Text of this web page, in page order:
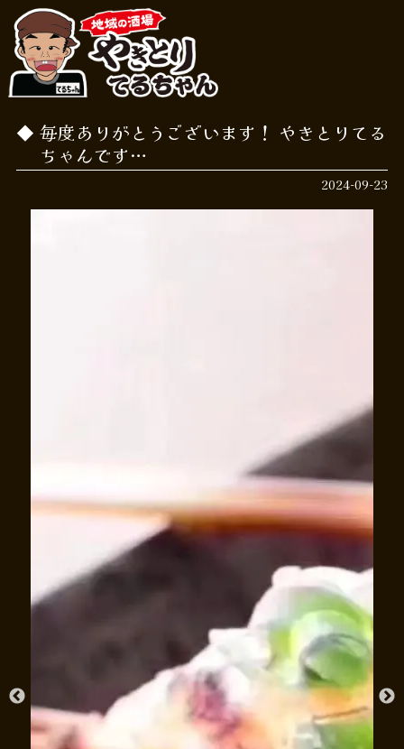
毎度ありがとうございます！ やきとりてる
ちゃんです…
2024-09-23